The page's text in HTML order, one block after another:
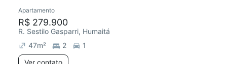
Redecorar
Apartamento
R$ 279.900
R. Sestilo Gasparri, Humaitá
47m² 2
1
Ver contato